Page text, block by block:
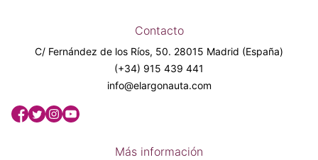
Contacto
C/ Fernández de los Ríos, 50. 28015 Madrid (España)
(+34) 915 439 441
info@elargonauta.com
Más información